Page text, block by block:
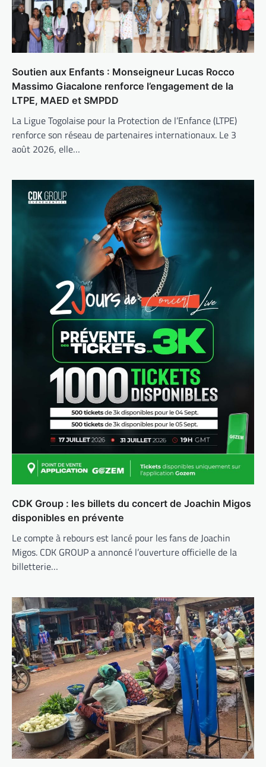
Soutien aux Enfants : Monseigneur Lucas Rocco
Massimo Giacalone renforce l’engagement de la
LTPE, MAED et SMPDD
La Ligue Togolaise pour la Protection de l’Enfance (LTPE)
renforce son réseau de partenaires internationaux. Le 3
août 2026, elle…
CDK Group : les billets du concert de Joachin Migos
disponibles en prévente
Le compte à rebours est lancé pour les fans de Joachin
Migos. CDK GROUP a annoncé l’ouverture officielle de la
billetterie…